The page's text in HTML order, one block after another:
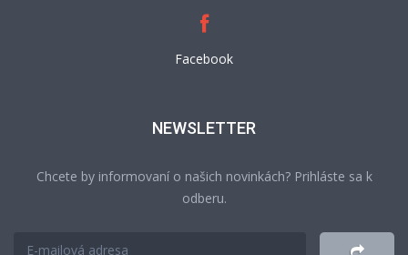
Facebook
NEWSLETTER
Chcete by informovaní o našich novinkách? Prihláste sa k
odberu.